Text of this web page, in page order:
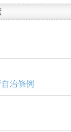
治條例